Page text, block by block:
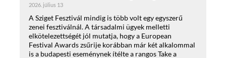
2026. július 13
A Sziget Fesztivál mindig is több volt egy egyszerű
zenei fesztiválnál. A társadalmi ügyek melletti
elkötelezettségét jól mutatja, hogy a European
Festival Awards zsűrije korábban már két alkalommal
is a budapesti eseménynek ítélte a rangos Take a